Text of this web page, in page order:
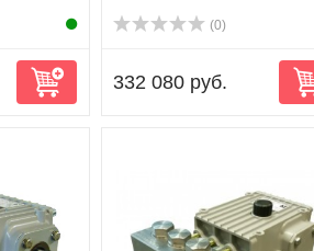
(0)
332 080 руб.